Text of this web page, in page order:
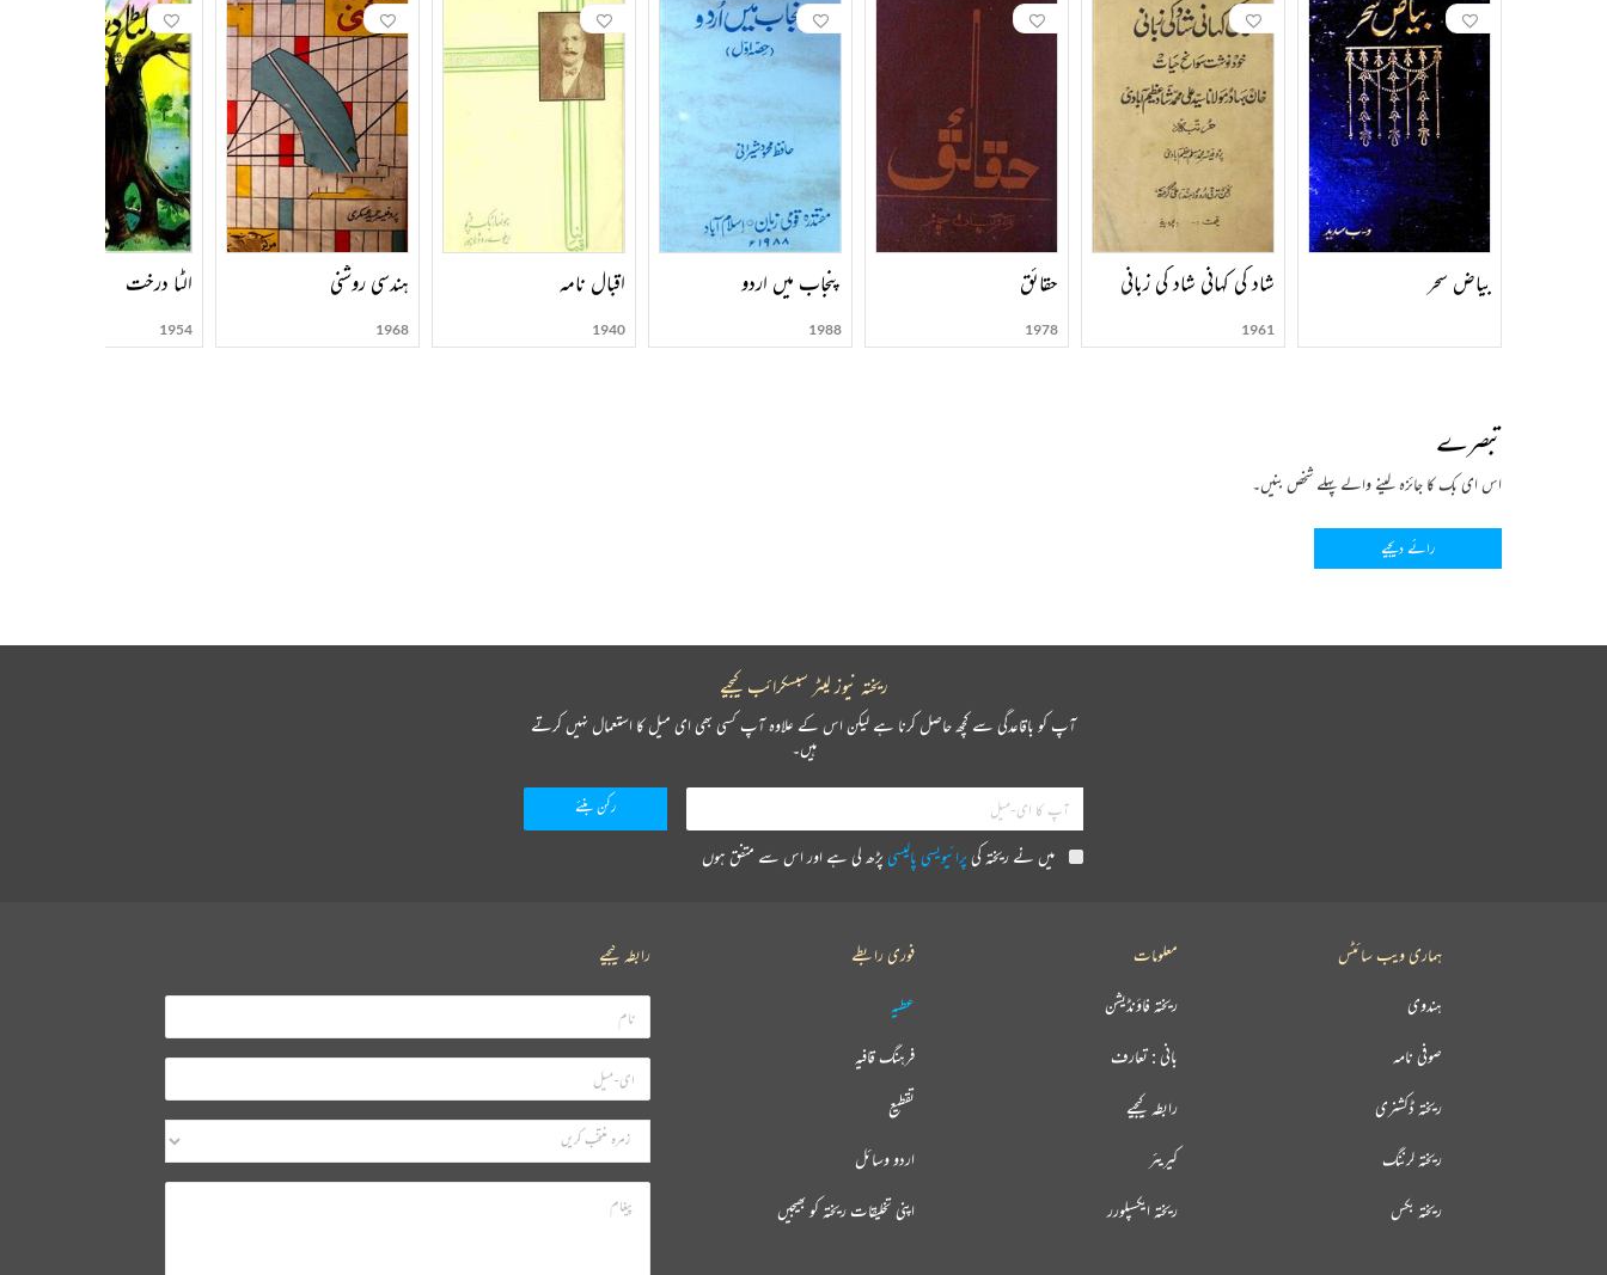
بیاض سحر شاد کی کہانی شاد کی زبانی
1961
حقائق
1978
پنجاب میں اردو
1988
اقبال نامہ
1940
ہندسی روشنی
1968
الٹا درخت
1954
تبصرے
اس ای بک کا جائزہ لینے والے پہلے شخص بنیں۔
رائے دیجیے
ریختہ نیوز لیٹر سبسکرائب کیجیے
آپ کو باقاعدگی سے کچھ حاصل کرنا ہے لیکن اس کے علاوہ آپ کسی بھی ای میل کا استعمال نہیں کرتے
ہیں۔
میں نے ریختہ کیپرائیویسی پالیسیپڑھ لی ہے اور اس سے متفق ہوں
فوری رابطے
عطیہ
فرہنگ قافیہ
تقطیع
اردو وسائل
اپنی تخلیقات ریختہ کو بھیجیں
معلومات
ریختہ فاؤنڈیشن
بانی : تعارف
رابطہ کیجیے
کیریئر
ریختہ ایکسپلورر
ہماری ویب سائٹس
ہندوی
صوفی نامہ
ریختہ ڈکشنری
ریختہ لرننگ
ریختہ بکس
رابطہ کیجیے